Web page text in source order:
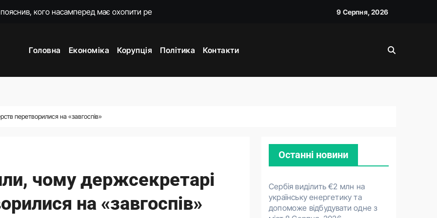
домовився з Вучичем
наступ Росії на фронті у глухий кут
з Вучичем про нову еру співпраці
бізнесу. Фонд держмайна отримав завдання від прем’єра
9 Серпня, 2026
Головна Економіка Корупція Політика Контакти
перетворилися на «завгоспів»
чому держсекретарі
на «завгоспів»
Останні новини
Сербія виділить €2 млн на
українську енергетику та
допоможе відбудувати одне з